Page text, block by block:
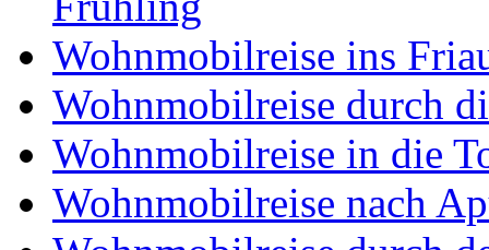
Wohnmobilreise ins
Wohnmobilreise durch
Wohnmobilreise in die
Wohnmobilreise nach